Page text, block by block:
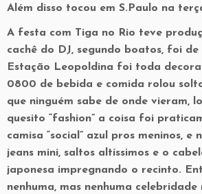
Além disso tocou em S.Paulo na
A festa com Tiga no Rio teve
cachê do DJ, segundo boatos, foi de
Estação Leopoldina foi toda
0800 de bebida e comida rolou
que ninguém sabe de onde vieram,
quesito “fashion” a coisa foi
camisa “social” azul pros meninos, e
jeans mini, saltos altíssimos e o
japonesa impregnando o recinto.
nenhuma, mas nenhuma celebridade